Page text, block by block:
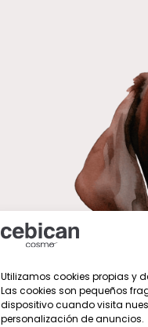
Utilizamos cookies propias y
Las cookies son pequeños
dispositivo cuando visita
personalización de anuncios.